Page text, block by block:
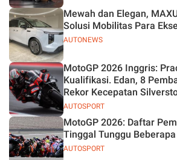
AUTONEWS
Mewah dan Elegan,
Solusi Mobilitas Para
AUTOSPORT
MotoGP 2026 Inggris:
Kualifikasi. Edan, 8
Rekor Kecepatan
AUTOSPORT
MotoGP 2026: Daftar
Tinggal Tunggu